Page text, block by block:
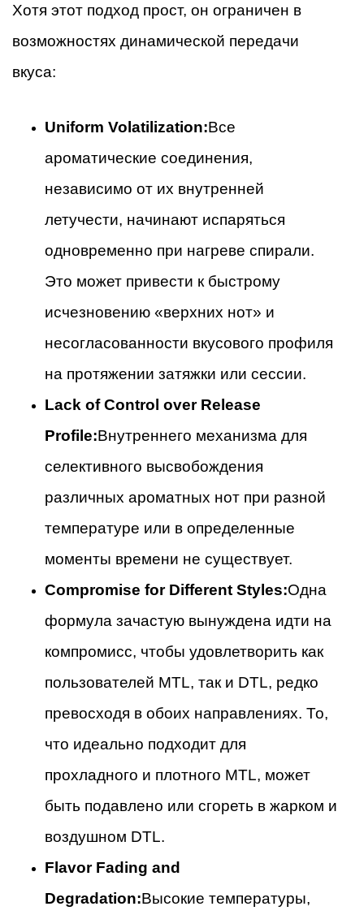
Хотя этот подход прост, он ограничен в
возможностях динамической передачи
вкуса:
Uniform Volatilization:Все
ароматические соединения,
независимо от их внутренней
летучести, начинают испаряться
одновременно при нагреве спирали.
Это может привести к быстрому
исчезновению «верхних нот» и
несогласованности вкусового профиля
на протяжении затяжки или сессии.
Lack of Control over Release
Profile:Внутреннего механизма для
селективного высвобождения
различных ароматных нот при разной
температуре или в определенные
моменты времени не существует.
Compromise for Different Styles:Одна
формула зачастую вынуждена идти на
компромисс, чтобы удовлетворить как
пользователей MTL, так и DTL, редко
превосходя в обоих направлениях. То,
что идеально подходит для
прохладного и плотного MTL, может
быть подавлено или сгореть в жарком и
воздушном DTL.
Flavor Fading and
Degradation:Высокие температуры,